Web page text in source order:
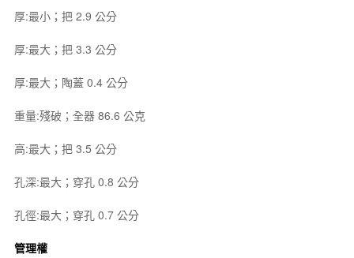
厚:最小；把 2.9 公分
厚:最大；把 3.3 公分
厚:最大；陶蓋 0.4 公分
重量:殘破；全器 86.6 公克
高:最大；把 3.5 公分
孔深:最大；穿孔 0.8 公分
孔徑:最大；穿孔 0.7 公分
管理權